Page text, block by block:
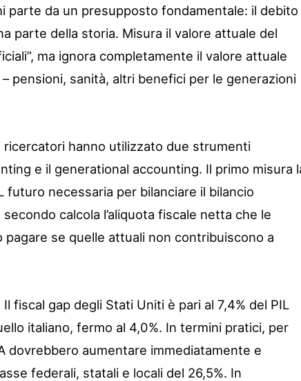
parte da un presupposto fondamentale: il debito
parte della storia. Misura il valore attuale del
ma ignora completamente il valore attuale
pensioni, sanità, altri benefici per le generazioni
hanno utilizzato due strumenti
e il generational accounting. Il primo misura
futuro necessaria per bilanciare il bilancio
calcola l’aliquota fiscale netta che le
se quelle attuali non contribuiscono a
fiscal gap degli Stati Uniti è pari al 7,4% del PIL
italiano, fermo al 4,0%. In termini pratici, per
dovrebbero aumentare immediatamente e
federali, statali e locali del 26,5%. In